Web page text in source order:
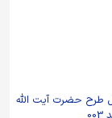
طرح حضرت آیت الله